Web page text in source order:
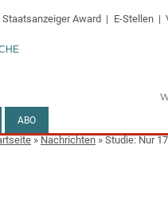
Staatsanzeiger Award E-Stellen
ABO
»Nachrichten»Studie: Nur